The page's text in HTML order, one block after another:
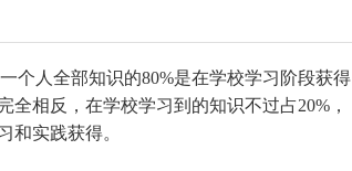
个人全部知识的80%是在学校学习阶段获得
相反，在学校学习到的知识不过占20%，
和实践获得。